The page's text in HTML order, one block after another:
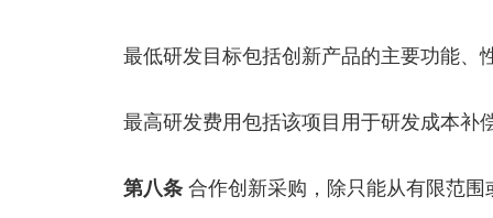
最低研发目标包括创新产品的主要功能、
最高研发费用包括该项目用于研发成本补
第八条 合作创新采购，除只能从有限范